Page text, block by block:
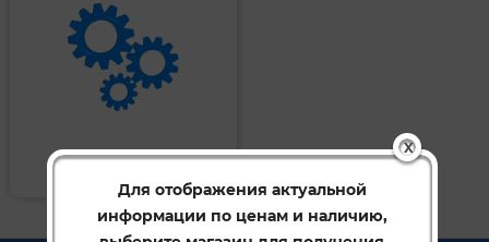
X
Для отображения актуальной
информации по ценам и наличию,